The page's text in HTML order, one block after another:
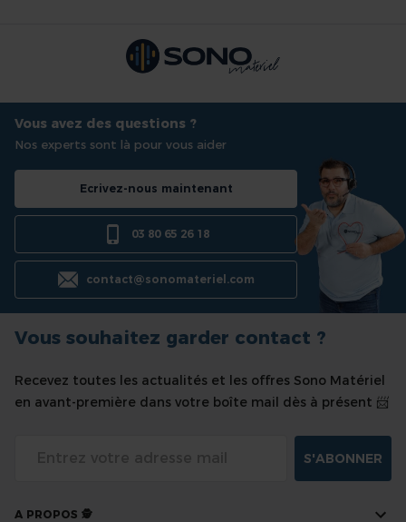
Vous avez des questions ?
Nos experts sont là pour vous aider
Ecrivez-nous maintenant
03 80 65 26 18
contact@sonomateriel.com
Vous souhaitez garder contact ?
Recevez toutes les actualités et les offres Sono Matériel
en avant-première dans votre boîte mail dès à présent 📨
S'ABONNER
A PROPOS 🕵